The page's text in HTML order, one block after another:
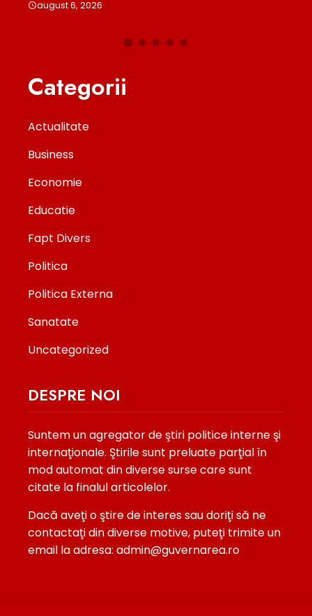
Categorii
Actualitate
Business
Economie
Educatie
Fapt Divers
Politica
Politica Externa
Sanatate
Uncategorized
DESPRE NOI
Suntem un agregator de ştiri politice interne şi
internaţionale. Ştirile sunt preluate parţial în
mod automat din diverse surse care sunt
citate la finalul articolelor.
Dacă aveţi o ştire de interes sau doriţi să ne
contactaţi din diverse motive, puteţi trimite un
email la adresa: admin@guvernarea.ro